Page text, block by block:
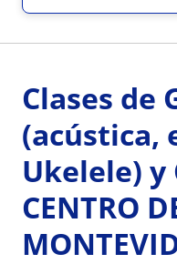
Clases de
(acústica,
Ukelele) y
CENTRO